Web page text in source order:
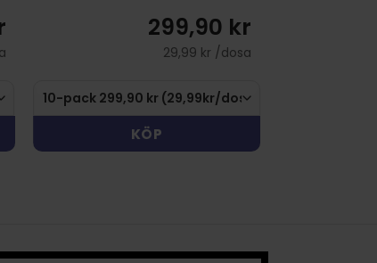
299,90 kr
29,99 kr /dosa
KÖP